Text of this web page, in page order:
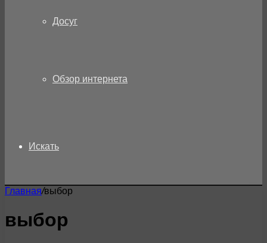
Досуг
Обзор интернета
Искать
Главная/выбор
выбор